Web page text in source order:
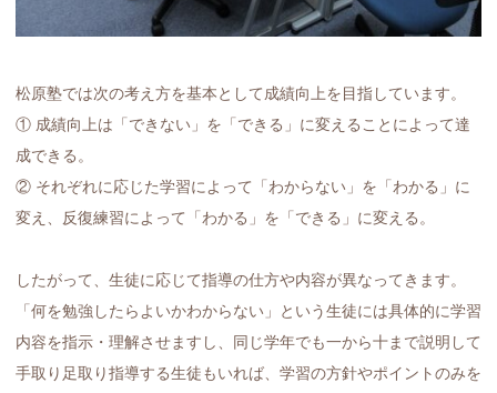
松原塾では次の考え方を基本として成績向上を目指しています。
① 成績向上は「できない」を「できる」に変えることによって達
成できる。
② それぞれに応じた学習によって「わからない」を「わかる」に
変え、反復練習によって「わかる」を「できる」に変える。
したがって、生徒に応じて指導の仕方や内容が異なってきます。
「何を勉強したらよいかわからない」という生徒には具体的に学習
内容を指示・理解させますし、同じ学年でも一から十まで説明して
手取り足取り指導する生徒もいれば、学習の方針やポイントのみを